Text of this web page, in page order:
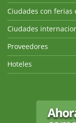
Ciudades con ferias
Ciudades
Proveedores
Hoteles